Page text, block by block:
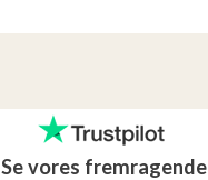
Se vores fremragende